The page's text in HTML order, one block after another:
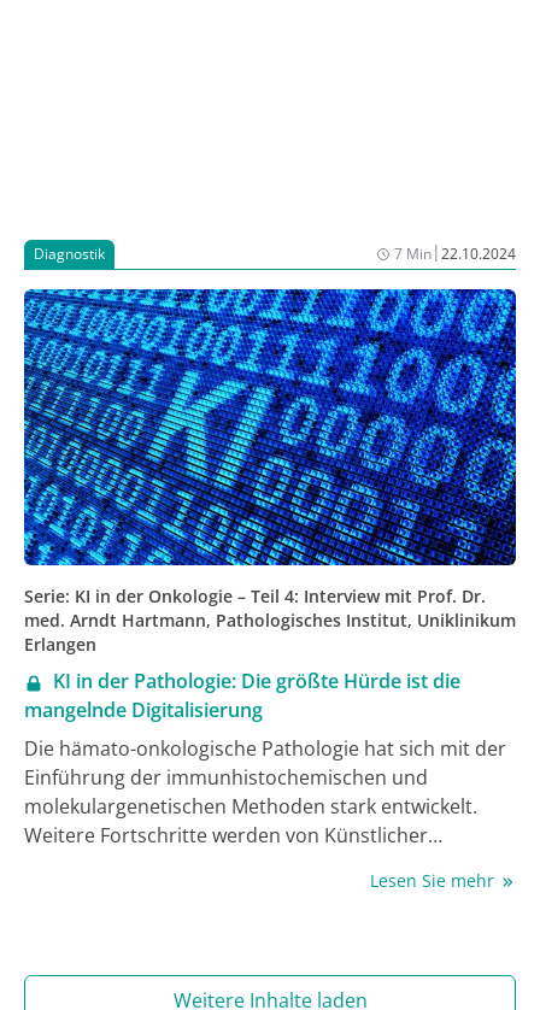
Diagnostik 7 Min|22.10.2024
Serie: KI in der Onkologie – Teil 4: Interview mit Prof. Dr.
med. Arndt Hartmann, Pathologisches Institut, Uniklinikum
Erlangen
KI in der Pathologie: Die größte Hürde ist die
mangelnde Digitalisierung
Die hämato-onkologische Pathologie hat sich mit der
Einführung der immunhistochemischen und
molekulargenetischen Methoden stark entwickelt.
Weitere Fortschritte werden von Künstlicher
zeigen das Potenzial der Algorithmen bei
jedoch noch einige Hürden zu überwinden, wie Prof.
Lesen Sie mehr
Weitere Inhalte laden